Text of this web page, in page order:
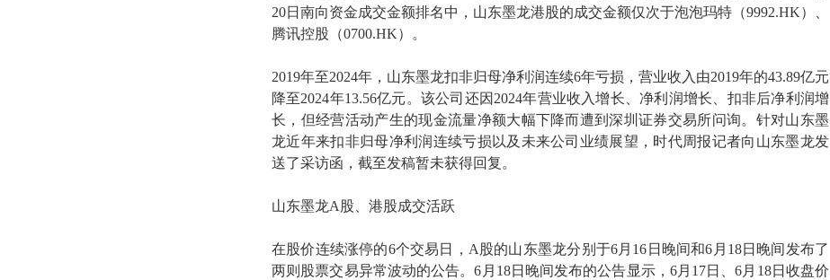
20日南向资金成交金额排名中，山东墨龙港股的成交金额仅次于泡泡玛特（9992.HK）、
腾讯控股（0700.HK）。
2019年至2024年，山东墨龙扣非归母净利润连续6年亏损，营业收入由2019年的43.89亿元
降至2024年13.56亿元。该公司还因2024年营业收入增长、净利润增长、扣非后净利润增
长，但经营活动产生的现金流量净额大幅下降而遭到深圳证券交易所问询。针对山东墨
龙近年来扣非归母净利润连续亏损以及未来公司业绩展望，时代周报记者向山东墨龙发
送了采访函，截至发稿暂未获得回复。
山东墨龙A股、港股成交活跃
在股价连续涨停的6个交易日，A股的山东墨龙分别于6月16日晚间和6月18日晚间发布了
两则股票交易异常波动的公告。6月18日晚间发布的公告显示，6月17日、6月18日收盘价